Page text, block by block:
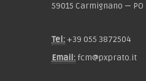
59015 Carmignano — PO
Tel: +39 055 3872504
Email: fcm@pxprato.it